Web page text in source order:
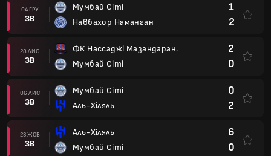
04 ГРУ
ЗВ
Мумбай Сіті
Навбахор Наманган
1
2
28 ЛИС
ЗВ
ФК Нассаджі Мазандаран.
Мумбай Сіті
2
0
06 ЛИС
ЗВ
Мумбай Сіті
Аль-Хіляль
0
2
23 ЖОВ
ЗВ
Аль-Хіляль
Мумбай Сіті
6
0